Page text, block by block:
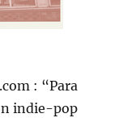
: “Para
indie-pop